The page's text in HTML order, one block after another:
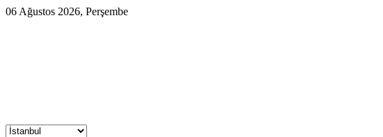
06 Ağustos 2026, Perşembe